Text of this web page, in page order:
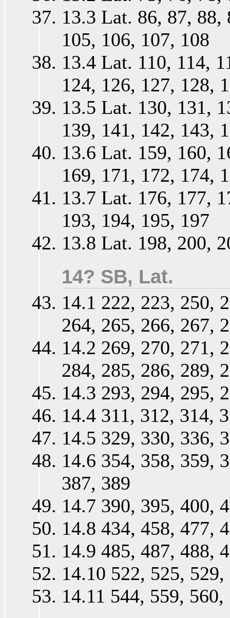
13.3 Lat. 86, 87, 88,
105, 106, 107, 108
13.4 Lat. 110, 114,
124, 126, 127, 128,
13.5 Lat. 130, 131,
139, 141, 142, 143,
13.6 Lat. 159, 160,
169, 171, 172, 174,
13.7 Lat. 176, 177,
193, 194, 195, 197
13.8 Lat. 198, 200,
14? SB, Lat.
14.1 222, 223, 250,
264, 265, 266, 267,
14.2 269, 270, 271,
284, 285, 286, 289,
14.3 293, 294, 295,
14.4 311, 312, 314,
14.5 329, 330, 336,
14.6 354, 358, 359,
387, 389
14.7 390, 395, 400,
14.8 434, 458, 477,
14.9 485, 487, 488,
14.10 522, 525,
14.11 544, 559,